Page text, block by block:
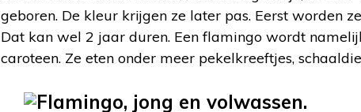
geboren. De kleur krijgen ze later pas. Eerst worden
Dat kan wel 2 jaar duren. Een flamingo wordt
caroteen. Ze eten onder meer pekelkreeftjes,